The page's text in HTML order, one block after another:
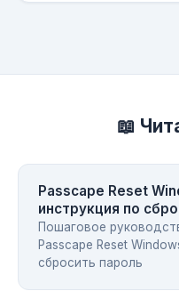
📖
Passcape Reset
инструкция по
Пошаговое
Passcape Reset
сбросить пароль